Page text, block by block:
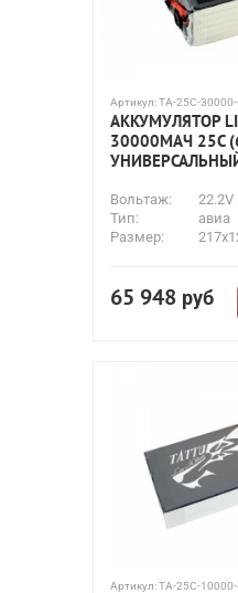
Артикул:TA-25C-30000-
АККУМУЛЯТОР
30000МАЧ 25C
Вольтаж:
22.2V
Тип:
авиа
Размер:
65 948 руб
Артикул:TA-25C-10000-